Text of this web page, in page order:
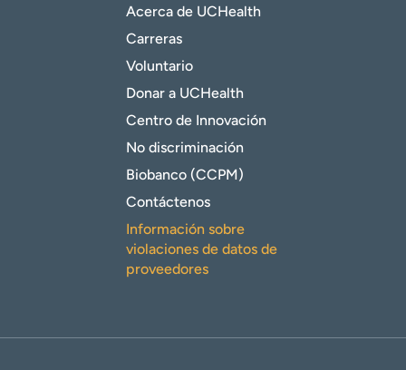
Acerca de UCHealth
Carreras
Voluntario
Donar a UCHealth
Centro de Innovación
No discriminación
Biobanco (CCPM)
Contáctenos
Información sobre
violaciones de datos de
proveedores